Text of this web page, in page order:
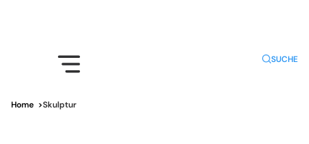
SUCHE
Home >Skulptur